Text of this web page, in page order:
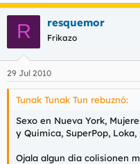
a
R resquemor
Frikazo
29 Jul 2010
Tunak Tunak Tun rebuznó:
Sexo en Nueva York,
y Quimica, SuperPop, Loka,
Ojala algun dia colisionen